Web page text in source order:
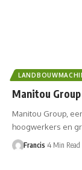
Manitou
Manitou Group,
hoogwerkers en
Francis 4 Min Read